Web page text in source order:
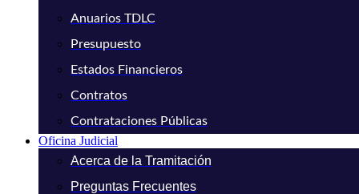
Anuarios TDLC
Presupuesto
Estados Financieros
Contratos
Contrataciones Públicas
Oficina Judicial
Acerca de la Tramitación
Preguntas Frecuentes